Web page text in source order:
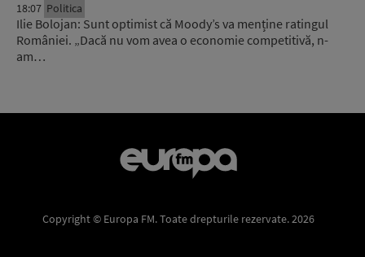
18:07 Politica
Ilie Bolojan: Sunt optimist că Moody’s va menține ratingul
României. „Dacă nu vom avea o economie competitivă, n-
am…
Copyright © Europa FM. Toate drepturile rezervate. 2026